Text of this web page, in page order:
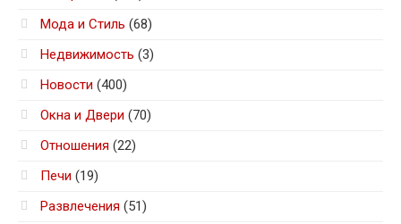
Мода и Стиль (68)
Недвижимость (3)
Новости (400)
Окна и Двери (70)
Отношения (22)
Печи (19)
Развлечения (51)